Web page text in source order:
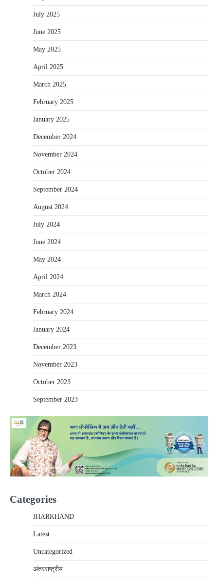
July 2025
June 2025
May 2025
April 2025
March 2025
February 2025
January 2025
December 2024
November 2024
October 2024
September 2024
August 2024
July 2024
June 2024
May 2024
April 2024
March 2024
February 2024
January 2024
December 2023
November 2023
October 2023
September 2023
Categories
JHARKHAND
Latest
Uncategorized
अंतरराष्‍ट्रीय